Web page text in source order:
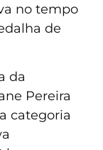
no tempo
de
da
Pereira
categoria